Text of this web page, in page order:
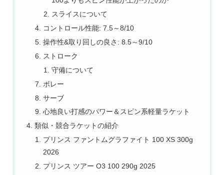
スライスについて
コントロール性能: 7.5～8/10
操作性&取り回しの良さ: 8.5～9/10
ストローク
守備について
ボレー
サーブ
心地良い打感のパワー＆スピン系軽量ラケット
類似・競合ラケットの紹介
プリンス ファントムグラファイト 100 XS 300g
2026
プリンス ツアー O3 100 290g 2025